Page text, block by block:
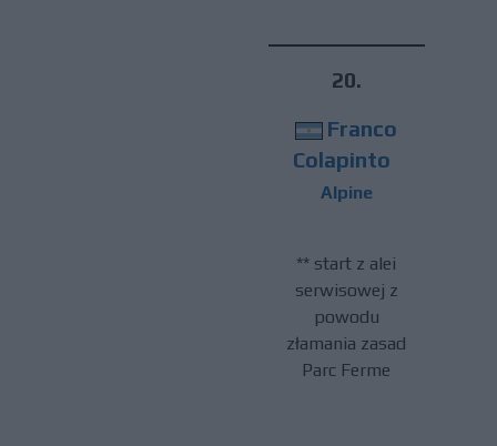
20.
Franco
Colapinto
Alpine
** start z alei
serwisowej z
powodu
złamania zasad
Parc Ferme